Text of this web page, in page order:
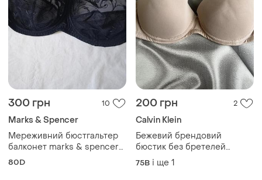
300 грн 10
Marks & Spencer
Мереживний бюстгальтер
балконет marks & spencer
(uk 36d / eur 80d) —
80D
200 грн 2
Calvin Klein
Бежевий брендовий
бюстик без бретелей
75в/80в
75B і ще 1